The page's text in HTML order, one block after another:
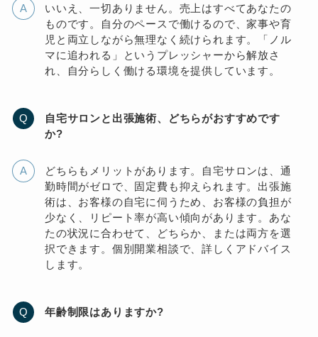
いいえ、一切ありません。売上はすべてあなたの
ものです。自分のペースで働けるので、家事や育
児と両立しながら無理なく続けられます。「ノル
マに追われる」というプレッシャーから解放さ
れ、自分らしく働ける環境を提供しています。
自宅サロンと出張施術、どちらがおすすめです
か?
どちらもメリットがあります。自宅サロンは、通
勤時間がゼロで、固定費も抑えられます。出張施
術は、お客様の自宅に伺うため、お客様の負担が
少なく、リピート率が高い傾向があります。あな
たの状況に合わせて、どちらか、または両方を選
択できます。個別開業相談で、詳しくアドバイス
します。
年齢制限はありますか?